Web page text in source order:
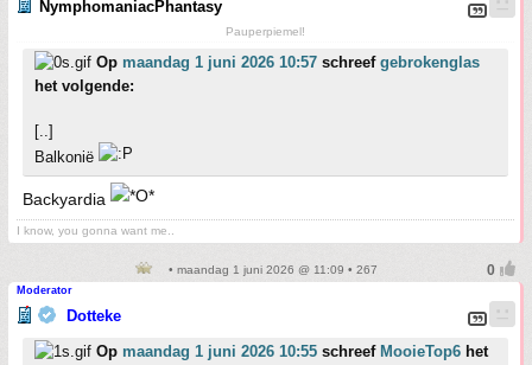
NymphomaniacPhantasy
Pauperpiemel!
Op maandag 1 juni 2026 10:57 schreef gebrokenglas
het volgende:
[..]
Balkonië
Backyardia
I know, you gonna want me..
• maandag 1 juni 2026 @ 11:09 • 267
Moderator
Dotteke
Op maandag 1 juni 2026 10:55 schreef MooieTop6 het